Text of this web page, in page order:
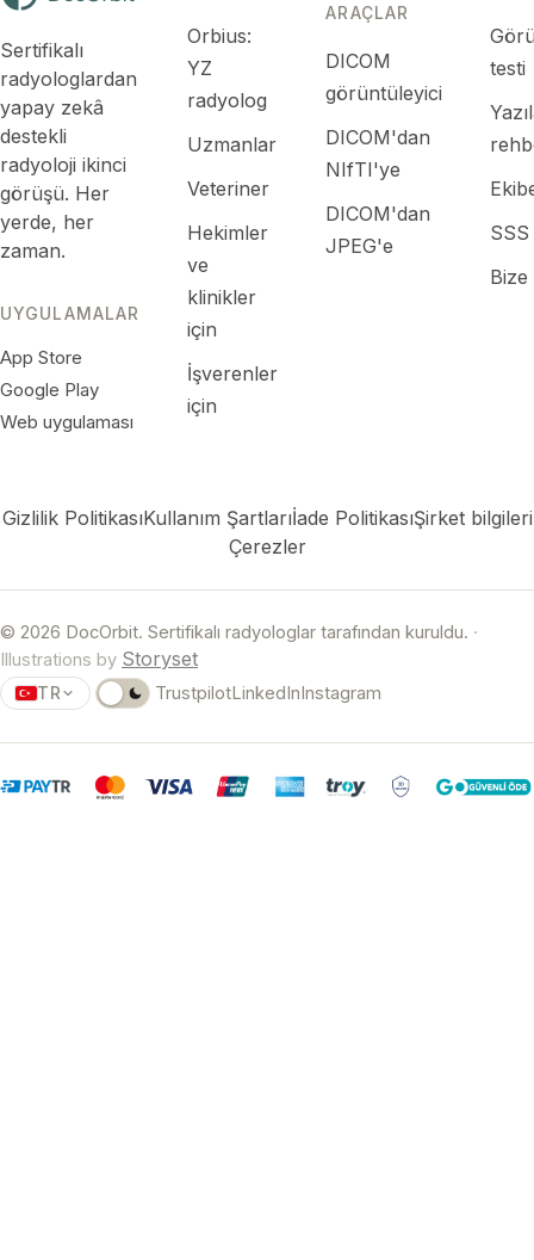
Sertifikalı
radyologlardan
yapay zekâ
destekli
radyoloji ikinci
görüşü. Her
yerde, her
zaman.
UYGULAMALAR
App Store
Google Play
Web uygulaması
Orbius:
YZ
radyolog
Uzmanlar
Veteriner
Hekimler
ve
klinikler
için
İşverenler
için
ARAÇLAR
DICOM
görüntüleyici
DICOM'dan
NIfTI'ye
DICOM'dan
JPEG'e
testi
SSS
Bize
Gizlilik PolitikasıKullanım Şartlarıİade PolitikasıŞirket bilgileri
Çerezler
© 2026 DocOrbit. Sertifikalı radyologlar tarafından kuruldu. ·
Illustrations by Storyset
TR TrustpilotLinkedInInstagram